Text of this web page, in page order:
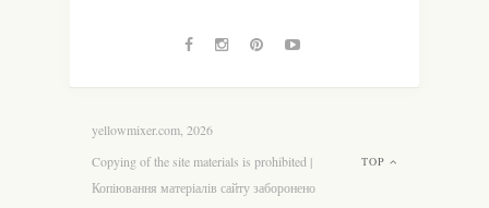
yellowmixer.com, 2026
TOP
Copying of the site materials is prohibited |
Копіювання матеріалів сайту заборонено